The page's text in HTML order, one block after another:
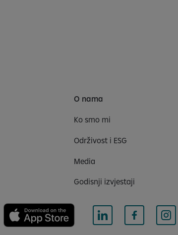
O nama
Ko smo mi
Održivost i ESG
Media
Godisnji izvjestaji